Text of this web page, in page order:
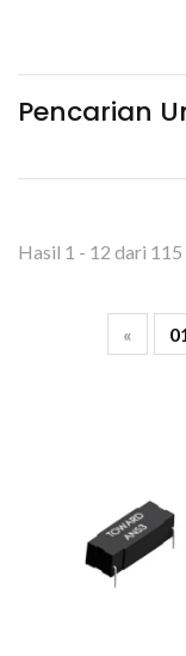
Pencarian
Hasil 1 - 12 dari 115
«